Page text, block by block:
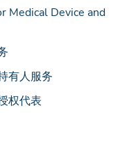
Medical Device and
有人服务
权代表